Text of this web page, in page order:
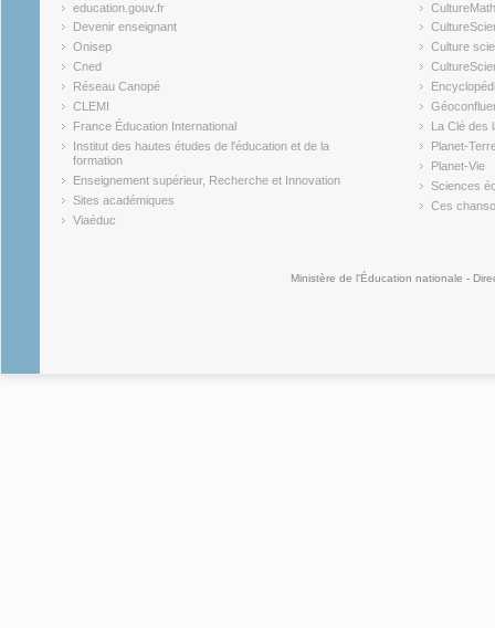
education.gouv.fr
(link is external)
Devenir enseignant
(link is external)
Onisep
(link is external)
Cned
(link is external)
Réseau Canopé
(link is external)
CLEMI
(link is external)
France Éducation International
(link is external)
Institut des hautes études de l'éducation et de la
formation
(link is external)
Enseignement supérieur, Recherche et Innovation
(link is external)
Sites académiques
(link is external)
Viaéduc
CultureMath
(link is
(link is
Culture
(link is
(link is
(link is
La Clé des
(link is
Planet-
(link is
Planet-Vie
(link is
Sciences
(link is
Ces
Ministère de l'Éducation nationale -